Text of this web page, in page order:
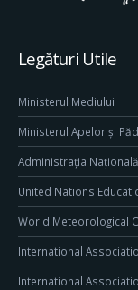
Legături Utile
Ministerul Mediului
Ministerul Apelor și
Administrația Națională
United Nations
World Meteorological
International
International